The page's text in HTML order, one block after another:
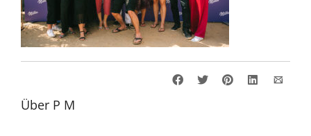
Über P M